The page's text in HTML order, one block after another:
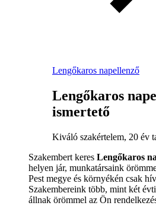
Lengőkaros napellenző
Lengőkaros
ismertető
Kiváló szakértelem, 20 év
Szakembert keres Lengőkaros
helyen jár, munkatársaink
Pest megye és környékén csak
Szakembereink több, mint két
állnak örömmel az Ön